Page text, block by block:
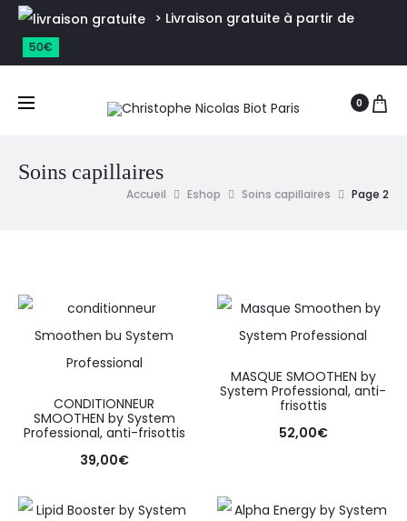
> Livraison gratuite à partir de
50€
0
Soins capillaires
Accueil Eshop Soins capillaires Page 2
CONDITIONNEUR
SMOOTHEN by System
Professional, anti-frisottis
39,00€
MASQUE SMOOTHEN by
System Professional, anti-
frisottis
52,00€